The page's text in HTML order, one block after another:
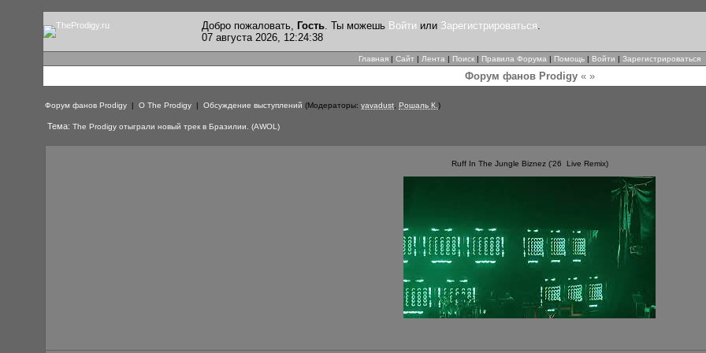
Добро пожаловать, Гость. Ты можешь Войти или Зарегистрироваться.
07 августа 2026, 12:24:38
Главная | Сайт | Лента | Поиск | Правила Форума | Помощь | Войти | Зарегистрироваться
Форум фанов Prodigy« »
Форум фанов Prodigy | О The Prodigy | Обсуждение выступлений (Модераторы: yavadust Рошаль К. )
Тема: The Prodigy отыграли новый трек в Бразилии. (AWOL)
Ruff In The Jungle Biznez (’26 Live Remix)